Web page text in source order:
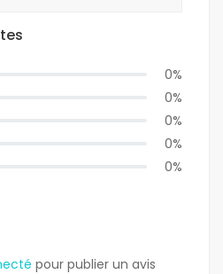
0%
0%
0%
0%
0%
pour publier un avis